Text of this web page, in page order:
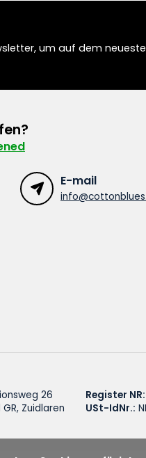
um auf dem
E-mail
26
GR, Zuidlaren
Register NR:
USt-IdNr.: